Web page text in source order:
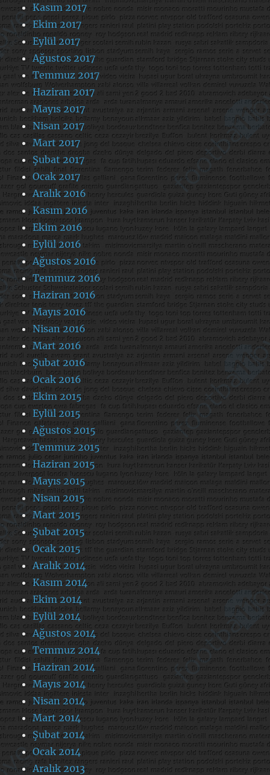
Kasım 2017
Ekim 2017
Eylül 2017
Ağustos 2017
Temmuz 2017
Haziran 2017
Mayıs 2017
Nisan 2017
Mart 2017
Şubat 2017
Ocak 2017
Aralık 2016
Kasım 2016
Ekim 2016
Eylül 2016
Ağustos 2016
Temmuz 2016
Haziran 2016
Mayıs 2016
Nisan 2016
Mart 2016
Şubat 2016
Ocak 2016
Ekim 2015
Eylül 2015
Ağustos 2015
Temmuz 2015
Haziran 2015
Mayıs 2015
Nisan 2015
Mart 2015
Şubat 2015
Ocak 2015
Aralık 2014
Kasım 2014
Ekim 2014
Eylül 2014
Ağustos 2014
Temmuz 2014
Haziran 2014
Mayıs 2014
Nisan 2014
Mart 2014
Şubat 2014
Ocak 2014
Aralık 2013